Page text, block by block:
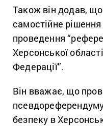
Також він додав, що
самостійне рішення
проведення
Херсонської
Федерації”.
Він вважає, що
безпеку в